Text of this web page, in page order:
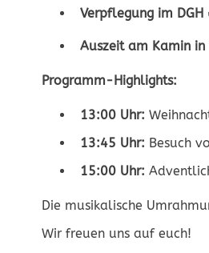
Verpflegung im DGH
Auszeit am Kamin
Programm-Highlights:
13:00 Uhr:
13:45 Uhr: Besuch
15:00 Uhr:
Die musikalische
Wir freuen uns auf euch!